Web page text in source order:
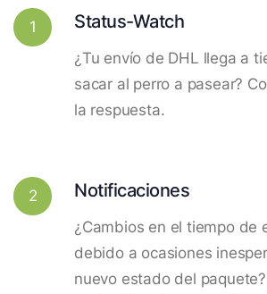
1 Status-Watch
¿Tu envío de DHL llega a
sacar al perro a pasear?
la respuesta.
2 Notificaciones
¿Cambios en el tiempo de
debido a ocasiones
nuevo estado del